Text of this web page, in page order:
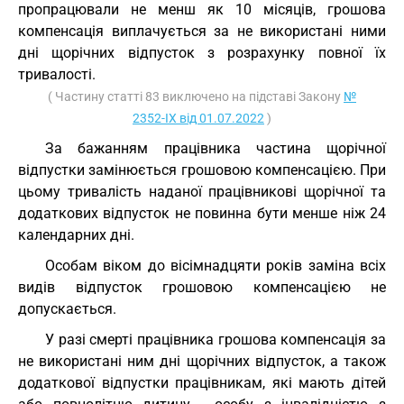
пропрацювали не менш як 10 місяців, грошова
компенсація виплачується за не використані ними
дні щорічних відпусток з розрахунку повної їх
тривалості.
( Частину статті 83 виключено на підставі Закону №
2352-IX від 01.07.2022 )
За бажанням працівника частина щорічної
відпустки замінюється грошовою компенсацією. При
цьому тривалість наданої працівникові щорічної та
додаткових відпусток не повинна бути менше ніж 24
календарних дні.
Особам віком до вісімнадцяти років заміна всіх
видів відпусток грошовою компенсацією не
допускається.
У разі смерті працівника грошова компенсація за
не використані ним дні щорічних відпусток, а також
додаткової відпустки працівникам, які мають дітей